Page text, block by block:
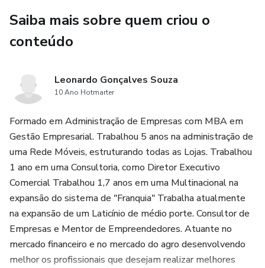
Saiba mais sobre quem criou o
conteúdo
Leonardo Gonçalves Souza
10 Ano Hotmarter
Formado em Administração de Empresas com MBA em
Gestão Empresarial. Trabalhou 5 anos na administração de
uma Rede Móveis, estruturando todas as Lojas. Trabalhou
1 ano em uma Consultoria, como Diretor Executivo
Comercial Trabalhou 1,7 anos em uma Multinacional na
expansão do sistema de "Franquia" Trabalha atualmente
na expansão de um Laticínio de médio porte. Consultor de
Empresas e Mentor de Empreendedores. Atuante no
mercado financeiro e no mercado do agro desenvolvendo
melhor os profissionais que desejam realizar melhores